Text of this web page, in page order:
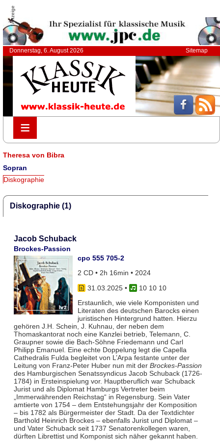
Anzeige
Donnerstag, 6. August 2026 Sitemap
≡
≡
Theresa von Bibra
Sopran
Diskographie
Diskographie (1)
Jacob Schuback
Brockes-Passion
cpo 555 705-2
2 CD • 2h 16min • 2024
31.03.2025•
10 10 10
Erstaunlich, wie viele Komponisten und
Literaten des deutschen Barocks einen
juristischen Hintergrund hatten. Hierzu
gehören J.H. Schein, J. Kuhnau, der neben dem
Thomaskantorat noch eine Kanzlei betrieb, Telemann, C.
Graupner sowie die Bach-Söhne Friedemann und Carl
Philipp Emanuel. Eine echte Doppelung legt die Capella
Cathedralis Fulda begleitet von L’Arpa festante unter der
Leitung von Franz-Peter Huber nun mit der Brockes-Passion
des Hamburgischen Senatssyndicus Jacob Schuback (1726-
1784) in Ersteinspielung vor. Hauptberuflich war Schuback
Jurist und als Diplomat Hamburgs Vertreter beim
„Immerwährenden Reichstag“ in Regensburg. Sein Vater
amtierte von 1754 – dem Entstehungsjahr der Komposition
– bis 1782 als Bürgermeister der Stadt. Da der Textdichter
Barthold Heinrich Brockes – ebenfalls Jurist und Diplomat –
und Vater Schuback seit 1737 Senatorenkollegen waren,
dürften Librettist und Komponist sich näher gekannt haben.